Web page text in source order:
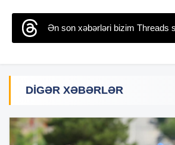
Ən son xəbərləri bizim Threads
DIGƏR XƏBƏRLƏR